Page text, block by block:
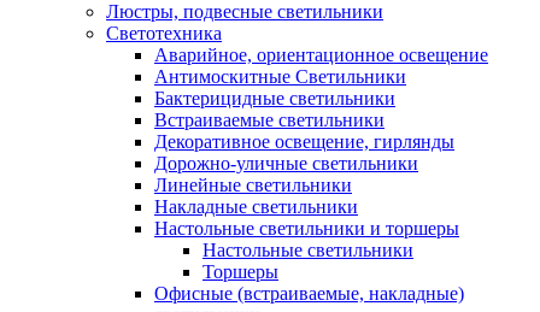
Люстры, подвесные светильники
Светотехника
Аварийное, ориентационное освещение
Антимоскитные Светильники
Бактерицидные светильники
Встраиваемые светильники
Декоративное освещение, гирлянды
Дорожно-уличные светильники
Линейные светильники
Накладные светильники
Настольные светильники и торшеры
Настольные светильники
Торшеры
Офисные (встраиваемые, накладные)